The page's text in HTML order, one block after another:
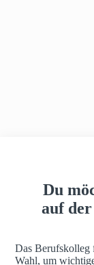
Du
auf
Das Berufskolleg
Wahl, um